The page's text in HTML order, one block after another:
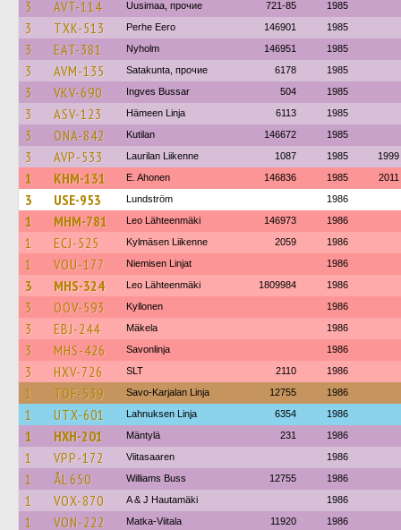
3 AVT-114 Uusimaa, прочие 721-85 1985
3 TXK-513 Perhe Eero 146901 1985
3 EAT-381 Nyholm 146951 1985
3 AVM-135 Satakunta, прочие 6178 1985
3 VKV-690 Ingves Bussar 504 1985
3 ASV-123 Hämeen Linja 6113 1985
3 ONA-842 Kutilan 146672 1985
3 AVP-533 Laurilan Liikenne 1087 1985 1999
1 KHM-131 E. Ahonen 146836 1985 2011
3 USE-953 Lundström 1986
1 MHM-781 Leo Lähteenmäki 146973 1986
1 ECJ-525 Kylmäsen Liikenne 2059 1986
1 VOU-177 Niemisen Linjat 1986
3 MHS-324 Leo Lähteenmäki 1809984 1986
3 OOV-593 Kyllonen 1986
3 EBJ-244 Mäkela 1986
3 MHS-426 Savonlinja 1986
3 HXV-726 SLT 2110 1986
1 TOF-539 Savo-Karjalan Linja 12755 1986
1 UTX-601 Lahnuksen Linja 6354 1986
1 HXH-201 Mäntylä 231 1986
1 VPP-172 Viitasaaren 1986
1 ÅL 650 Williams Buss 12755 1986
1 VOX-870 A & J Hautamäki 1986
1 VON-222 Matka-Viitala 11920 1986